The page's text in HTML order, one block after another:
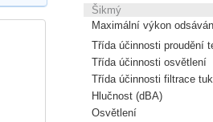
Šikmý
Maximální výkon
Třída účinnosti proudění
Třída účinnosti osvětlení
Třída účinnosti filtrace
Hlučnost (dBA)
Osvětlení